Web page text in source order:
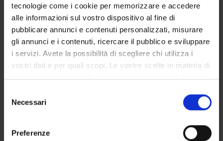
tecnologie come i cookie per memorizzare e accedere
alle informazioni sul vostro dispositivo al fine di
pubblicare annunci e contenuti personalizzati, misurare
gli annunci e i contenuti, ricercare il pubblico e sviluppare
i servizi. Avete la possibilità di scegliere chi utilizza i
vostri dati e per quali scopi. Le vostre scelte in materia di
privacy sono applicabili solo su questa proprietà digitale
modificare o revocare il proprio consenso in qualsiasi
momento dalla Dichiarazione sui cookie o facendo clic
delNecessari
Preferenze
Organi collegiali e di governo
Rete formativa
Servizio Studenti Internazionali
CORSI DI LAUREA